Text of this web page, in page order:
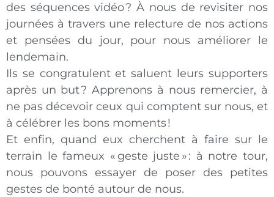
des séquences vidéo ? À nous de revisiter nos
journées à travers une relecture de nos actions
et pensées du jour, pour nous améliorer le
lendemain.
Ils se congratulent et saluent leurs supporters
après un but ? Apprenons à nous remercier, à
ne pas décevoir ceux qui comptent sur nous, et
à célébrer les bons moments !
Et enfin, quand eux cherchent à faire sur le
terrain le fameux « geste juste » : à notre tour,
nous pouvons essayer de poser des petites
gestes de bonté autour de nous.